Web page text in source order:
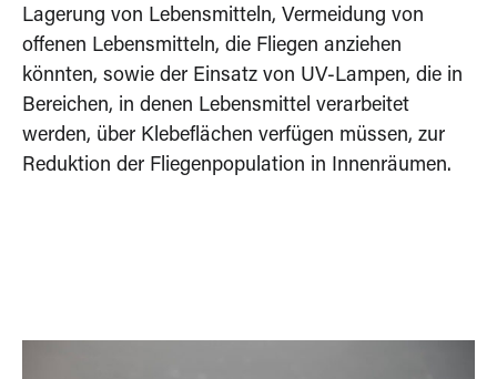
Lagerung von Lebensmitteln, Vermeidung von
offenen Lebensmitteln, die Fliegen anziehen
könnten, sowie der Einsatz von UV-Lampen, die in
Bereichen, in denen Lebensmittel verarbeitet
werden, über Klebeflächen verfügen müssen, zur
Reduktion der Fliegenpopulation in Innenräumen.